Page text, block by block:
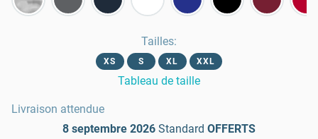
Tailles:
XS S XL XXL
Tableau de taille
Livraison attendue
8 septembre 2026 Standard OFFERTS